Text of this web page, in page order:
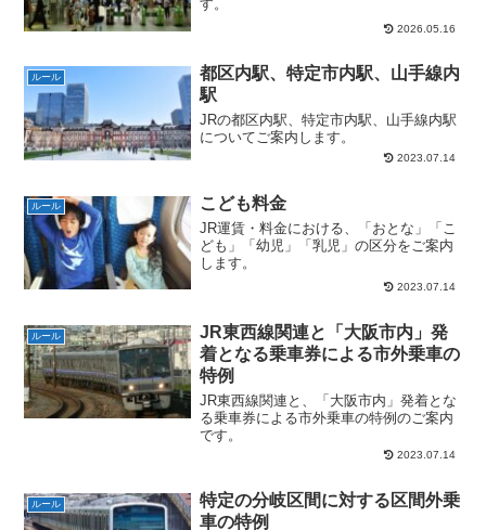
す。
2026.05.16
ルール
都区内駅、特定市内駅、山手線内
駅
JRの都区内駅、特定市内駅、山手線内駅
についてご案内します。
2023.07.14
ルール こども料金
JR運賃・料金における、「おとな」「こ
ども」「幼児」「乳児」の区分をご案内
します。
2023.07.14
ルール
JR東西線関連と「大阪市内」発
着となる乗車券による市外乗車の
特例
JR東西線関連と、「大阪市内」発着とな
る乗車券による市外乗車の特例のご案内
です。
2023.07.14
ルール
特定の分岐区間に対する区間外乗
車の特例